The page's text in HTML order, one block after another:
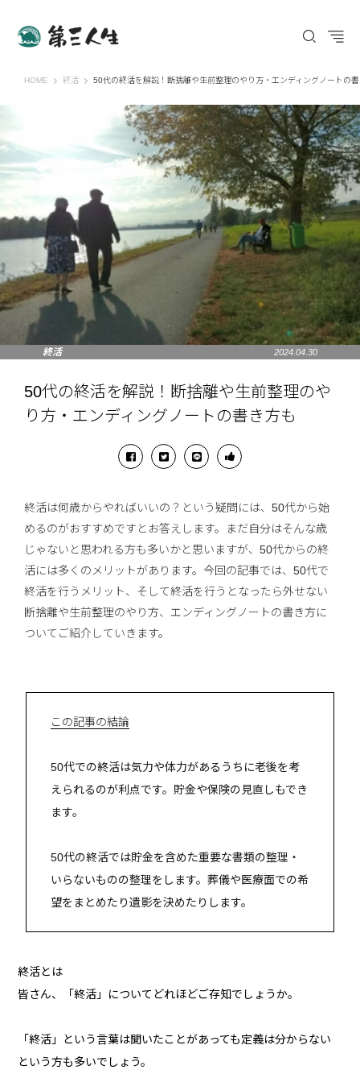
HOME 第三人生 〜寄り道の歩き方〜
終活 50代の終活を解説！断捨離や生前整理のやり方・エンディングノートの
終活 2024.04.30
50代の終活を解説！断捨離や生前整理のや
り方・エンディングノートの書き方も
終活は何歳からやればいいの？という疑問には、50代から始
めるのがおすすめですとお答えします。まだ自分はそんな歳
じゃないと思われる方も多いかと思いますが、50代からの終
活には多くのメリットがあります。今回の記事では、50代で
終活を行うメリット、そして終活を行うとなったら外せない
断捨離や生前整理のやり方、エンディングノートの書き方に
ついてご紹介していきます。
この記事の結論
50代での終活は気力や体力があるうちに老後を考
えられるのが利点です。貯金や保険の見直しもでき
ます。
50代の終活では貯金を含めた重要な書類の整理・
いらないものの整理をします。葬儀や医療面での希
望をまとめたり遺影を決めたりします。
終活とは
皆さん、「終活」についてどれほどご存知でしょうか。
「終活」という言葉は聞いたことがあっても定義は分からない
という方も多いでしょう。